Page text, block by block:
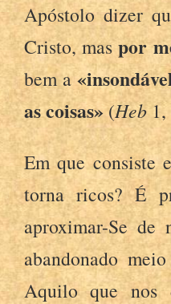
Apóstolo dizer
Cristo, maspor
bem a
as coisas»(Heb
Em que consiste
torna ricos? É
aproximar-Se
abandonado
Aquilo que nos